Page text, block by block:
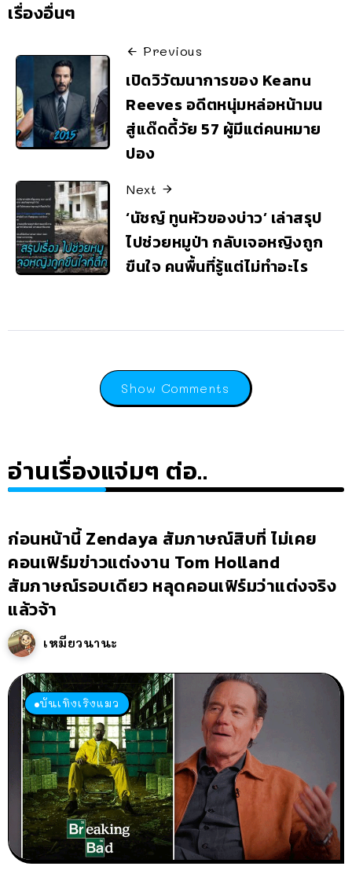
เรื่องอื่นๆ
Previous
เปิดวิวัฒนาการของ Keanu
Reeves อดีตหนุ่มหล่อหน้ามน
สู่แด๊ดดี้วัย 57 ผู้มีแต่คนหมาย
ปอง
Next
‘นัชญ์ ทูนหัวของบ่าว’ เล่าสรุป
ไปช่วยหมูป่า กลับเจอหญิงถูก
ขืนใจ คนพื้นที่รู้แต่ไม่ทำอะไร
Show Comments
อ่านเรื่องแจ่มๆ ต่อ..
ก่อนหน้านี้ Zendaya สัมภาษณ์สิบที่ ไม่เคย
คอนเฟิร์มข่าวแต่งงาน Tom Holland
สัมภาษณ์รอบเดียว หลุดคอนเฟิร์มว่าแต่งจริง
แล้วจ้า
เหมียวนานะ
บันเทิงเริงแมว